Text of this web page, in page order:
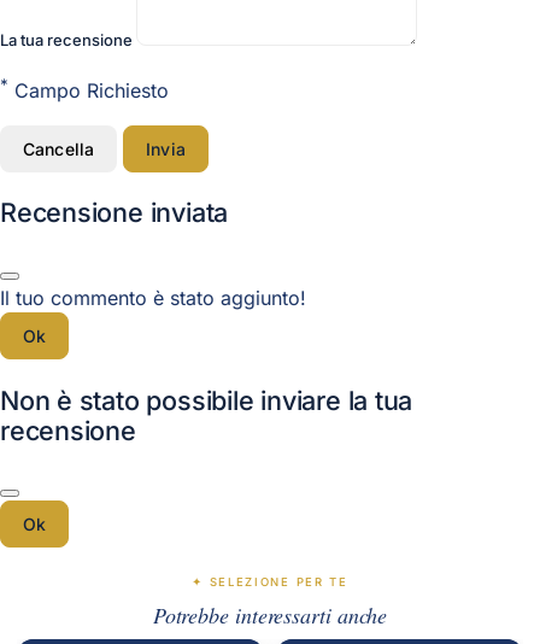
La tua recensione
* Campo Richiesto
Cancella Invia
Recensione inviata
Il tuo commento è stato aggiunto!
Ok
Non è stato possibile inviare la tua
recensione
Ok
✦ SELEZIONE PER TE
Potrebbe interessarti anche